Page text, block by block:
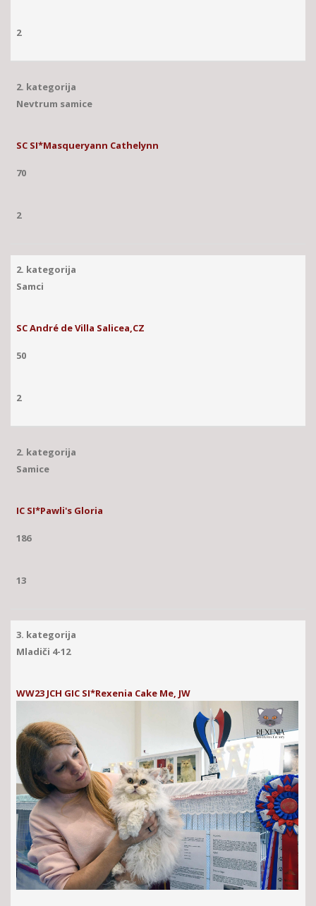
2
2. kategorija
Nevtrum samice
SC SI*Masqueryann Cathelynn
70
2
2. kategorija
Samci
SC André de Villa Salicea,CZ
50
2
2. kategorija
Samice
IC SI*Pawli's Gloria
186
13
3. kategorija
Mladiči 4-12
WW23 JCH GIC SI*Rexenia Cake Me, JW